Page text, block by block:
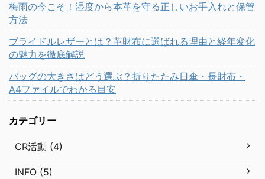
梅雨の今こそ！湿度から本革を守る正しいお手入れと保管
方法
ブライドルレザーとは？革財布に選ばれる理由と経年変化
の魅力を徹底解説
バッグの大きさはどう選ぶ？折りたたみ日傘・長財布・
A4ファイルでわかる目安
カテゴリー
CR活動 (4)
INFO (5)